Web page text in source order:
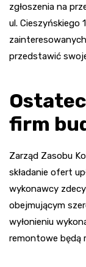
zgłoszenia na
ul. Cieszyńskiego
przedstawić
firm
Zarząd Zasobu
składanie ofert
wykonawcy
obejmującym
wyłonieniu
remontowe będą